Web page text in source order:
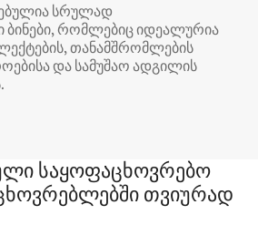
სრულად
რომლებიც იდეალურია
თანამშრომლების
და სამუშაო ადგილის
საყოფაცხოვრებო
თვიურად